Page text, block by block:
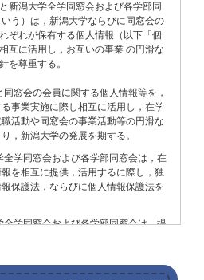
新潟大学全学同窓会および各学部同
う）は，新潟大学ならびに同窓会の
ぞれが保有する個人情報（以下「個
互に活用し，お互いの事業 の円滑な
を尊重する。
窓会の会員に関する個人情報等を，
事業実施に際し相互に活用し，在学
活動や同窓会の事業活動等の円滑な
，新潟大学の発展を期する。
全学同窓会および各学部同窓会は，在
を相互に提供，活用するに際し，独
保護法，ならびに個人情報保護法を
全学同窓会および各学部同窓会は，提